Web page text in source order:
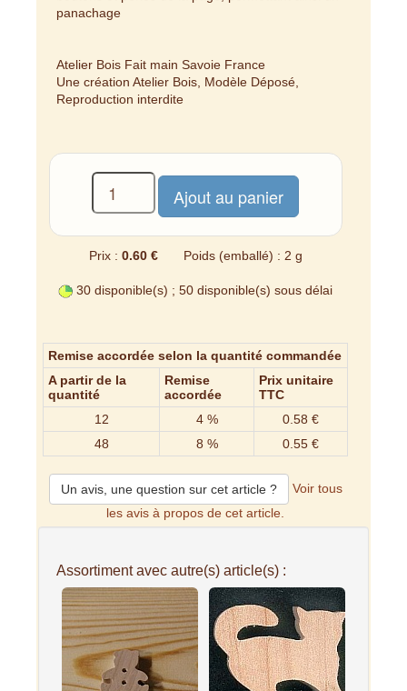
panachage
Atelier Bois Fait main Savoie France
Une création Atelier Bois, Modèle Déposé,
Reproduction interdite
Prix : 0.60 € Poids (emballé) : 2 g
30 disponible(s) ; 50 disponible(s) sous délai
Remise accordée selon la quantité commandée
A partir de la
quantité
Remise
accordée
Prix unitaire
TTC
12
4 %
0.58 €
48
8 % 0.55 €
Un avis, une question sur cet article ?
Voir tous
les avis à propos de cet article.
Assortiment avec autre(s) article(s) :